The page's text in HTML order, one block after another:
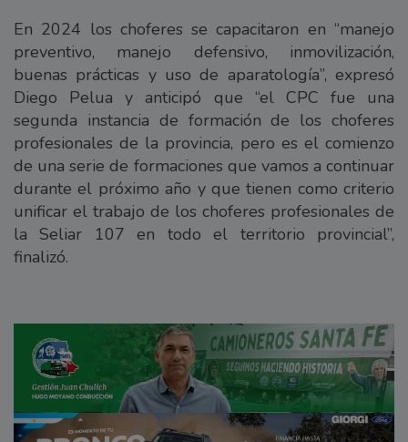
En 2024 los choferes se capacitaron en “manejo
preventivo, manejo defensivo, inmovilización,
buenas prácticas y uso de aparatología”, expresó
Diego Pelua y anticipó que “el CPC fue una
segunda instancia de formación de los choferes
profesionales de la provincia, pero es el comienzo
de una serie de formaciones que vamos a continuar
durante el próximo año y que tienen como criterio
unificar el trabajo de los choferes profesionales de
la Seliar 107 en todo el territorio provincial”,
finalizó.